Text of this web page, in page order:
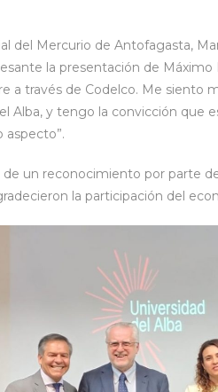
del Mercurio de Antofagasta,
la presentación de
a través de Codelco. Me siento
Alba, y tengo la convicción que
aspecto”.
un reconocimiento por parte
la participación del